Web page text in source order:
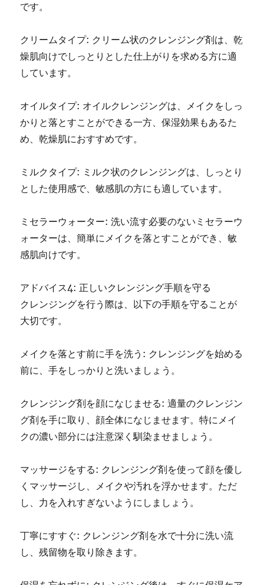
です。
クリームタイプ: クリーム状のクレンジング剤は、乾
燥肌向けでしっとりとした仕上がりを求める方に適
しています。
オイルタイプ: オイルクレンジングは、メイクをしっ
かりと落とすことができる一方、保湿効果もあるた
め、乾燥肌におすすめです。
ミルクタイプ: ミルク状のクレンジングは、しっとり
とした使用感で、敏感肌の方にも適しています。
ミセラーウォーター: 洗い流す必要のないミセラーウ
ォーターは、簡単にメイクを落とすことができ、敏
感肌向けです。
アドバイス4: 正しいクレンジング手順を守る
クレンジングを行う際は、以下の手順を守ることが
大切です。
メイクを落とす前に手を洗う: クレンジングを始める
前に、手をしっかりと洗いましょう。
クレンジング剤を顔になじませる: 適量のクレンジン
グ剤を手に取り、顔全体になじませます。特にメイ
クの濃い部分には注意深く馴染ませましょう。
マッサージをする: クレンジング剤を使って顔を優し
くマッサージし、メイクや汚れを浮かせます。ただ
し、力を入れすぎないようにしましょう。
丁寧にすすぐ: クレンジング剤を水で十分に洗い流
し、残留物を取り除きます。